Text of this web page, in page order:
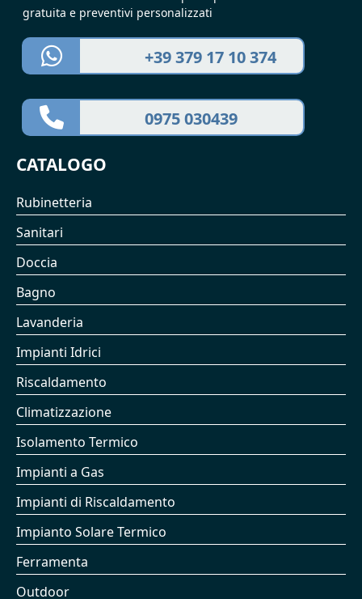
gratuita e preventivi personalizzati
+39 379 17 10 374
0975 030439
CATALOGO
Rubinetteria
Sanitari
Doccia
Bagno
Lavanderia
Impianti Idrici
Riscaldamento
Climatizzazione
Isolamento Termico
Impianti a Gas
Impianti di Riscaldamento
Impianto Solare Termico
Ferramenta
Outdoor